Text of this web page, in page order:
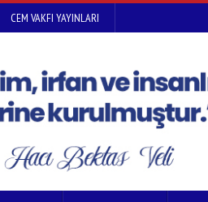
CEM VAKFI YAYINLARI